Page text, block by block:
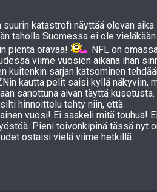
katastrofi näyttää olevan aika
taholla Suomessa ei ole vieläkään
pientä oravaa!
NFL on
viime vuosien aikana ihan
kuitenkin sarjan katsominen
kautta pelit saisi kyllä näkyviin,
sanottuna aivan täyttä kusetusta.
hinnoittelu tehty niin, että
vuosi! Ei saakeli mitä touhua!
Pieni toivonkipinä tässä nyt
ostaisi vielä viime hetkillä.